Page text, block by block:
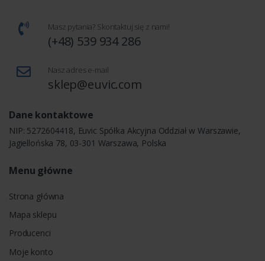
Masz pytania? Skontaktuj się z nami!
(+48) 539 934 286
Nasz adres e-mail
sklep@euvic.com
Dane kontaktowe
NIP: 5272604418, Euvic Spółka Akcyjna Oddział w Warszawie,
Jagiellońska 78, 03-301 Warszawa, Polska
Menu główne
Strona główna
Mapa sklepu
Producenci
Moje konto